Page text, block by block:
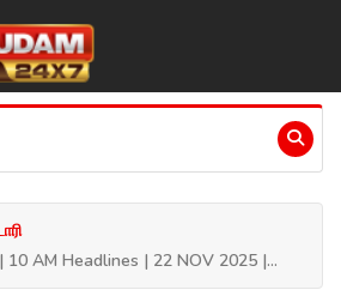
AM Headlines | 22 NOV 2025 |...